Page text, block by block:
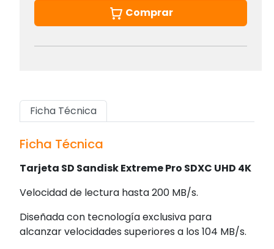
Comprar
Ficha Técnica
Ficha Técnica
Tarjeta SD Sandisk Extreme Pro SDXC UHD 4K
Velocidad de lectura hasta 200 MB/s.
Diseñada con tecnología exclusiva para
alcanzar velocidades superiores a los 104 MB/s.